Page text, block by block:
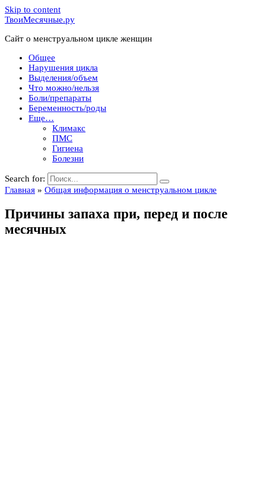
Skip to content
ТвоиМесячные.ру
Сайт о менструальном цикле женщин
Общее
Нарушения цикла
Выделения/объем
Что можно/нельзя
Боли/препараты
Беременность/роды
Еще…
Климакс
ПМС
Гигиена
Болезни
Search for:
Главная » Общая информация о менструальном цикле
Причины запаха при, перед и после
месячных